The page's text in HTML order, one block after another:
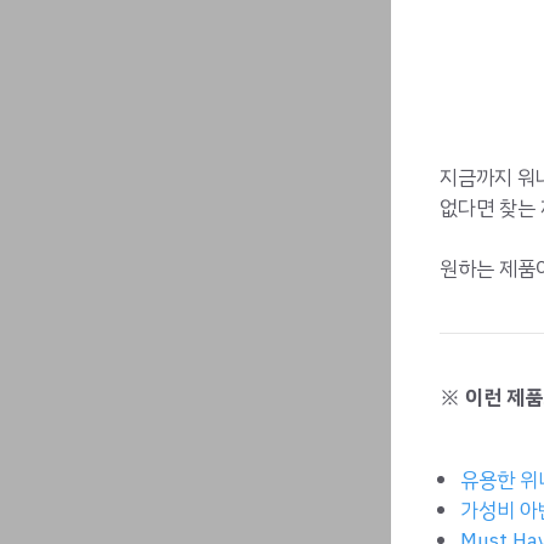
지금까지 워
없다면 찾는
원하는 제품
※ 이런 제
유용한
가성비